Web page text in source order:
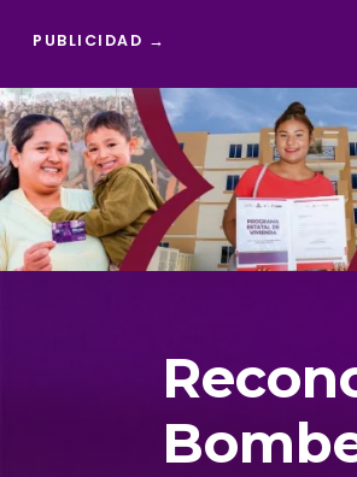
PUBLICIDAD →
Reproductor
de
vídeo